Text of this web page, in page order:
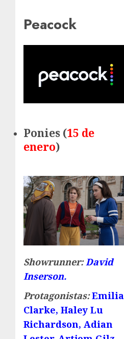
Peacock
Ponies (15 de
enero)
Showrunner: David
Inserson.
Protagonistas: Emilia
Clarke, Haley Lu
Richardson, Adian